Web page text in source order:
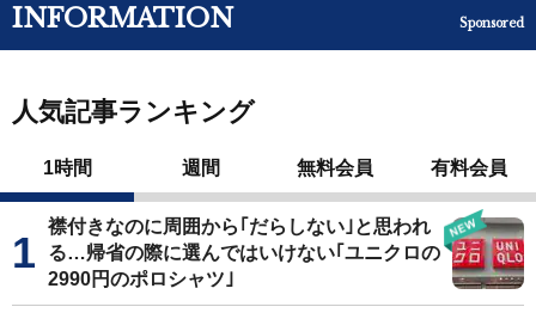
INFORMATION Sponsored
人気記事ランキング
1時間 週間 無料会員 有料会員
襟付きなのに周囲から｢だらしない｣と思われ
る…帰省の際に選んではいけない｢ユニクロの
2990円のポロシャツ｣